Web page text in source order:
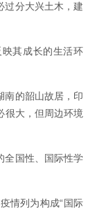
过分大兴土木，建
其成长的生活环
南的韶山故居，印
很大，但周边环境
全国性、国际性学
情列为构成“国际